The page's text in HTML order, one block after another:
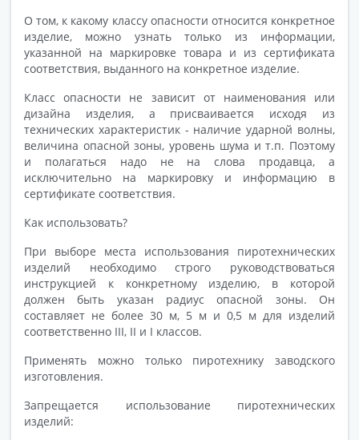
О том, к какому классу опасности относится конкретное
изделие, можно узнать только из информации,
указанной на маркировке товара и из сертификата
соответствия, выданного на конкретное изделие.
Класс опасности не зависит от наименования или
дизайна изделия, а присваивается исходя из
технических характеристик - наличие ударной волны,
величина опасной зоны, уровень шума и т.п. Поэтому
и полагаться надо не на слова продавца, а
исключительно на маркировку и информацию в
сертификате соответствия.
Как использовать?
При выборе места использования пиротехнических
изделий необходимо строго руководствоваться
инструкцией к конкретному изделию, в которой
должен быть указан радиус опасной зоны. Он
составляет не более 30 м, 5 м и 0,5 м для изделий
соответственно III, II и I классов.
Применять можно только пиротехнику заводского
изготовления.
Запрещается использование пиротехнических
изделий: